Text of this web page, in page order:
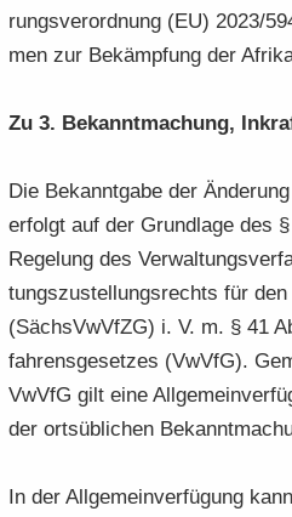
rungs­ver­ord­nung (EU) 2023/
men zur Be­kämp­fung der
Zu 3. Be­kannt­ma­chung,
Die Be­kannt­ga­be der
er­folgt auf der Grund­la­ge des
Re­ge­lung des
tungs­zu­stel­lungs­rechts für
(Sächs­VwVfZG) i. V. m. § 41
fah­rens­ge­set­zes (VwVfG).
VwVfG gilt eine
der orts­üb­li­chen
In der All­ge­mein­ver­fü­gung